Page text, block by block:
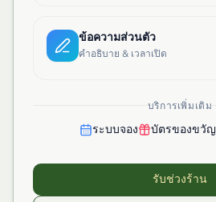
ข้อความส่วนตัว
คำอธิบาย & เวลาเปิด
บริการเพิ่มเติม
ระบบจอง บัตรของขวัญ
รับช่วงร้าน